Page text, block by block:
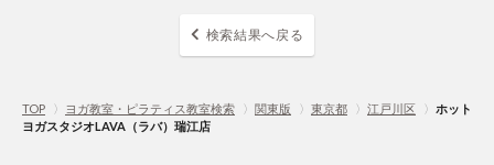
検索結果へ戻る
TOP 〉 ヨガ教室・ピラティス教室検索 〉 関東版 〉 東京都 〉 江戸川区 〉 ホット
ヨガスタジオLAVA（ラバ）瑞江店